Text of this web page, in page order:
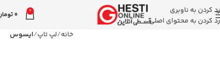
رد کردن به ناوبری
رد کردن به محتوای اصلی
0
0
خانه لپ تاپ ایسوس